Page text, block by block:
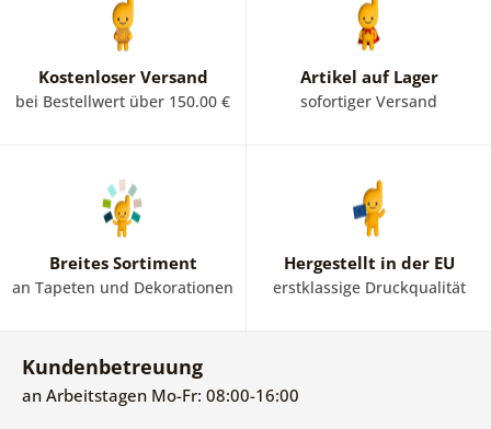
Kostenloser Versand
bei Bestellwert über 150.00 €
Artikel auf Lager
sofortiger Versand
Breites Sortiment
an Tapeten und Dekorationen
Hergestellt in der EU
erstklassige Druckqualität
Kundenbetreuung
an Arbeitstagen Mo-Fr: 08:00-16:00